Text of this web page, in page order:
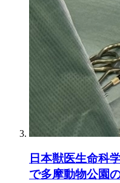
日本獣医生命科
で多摩動物公園